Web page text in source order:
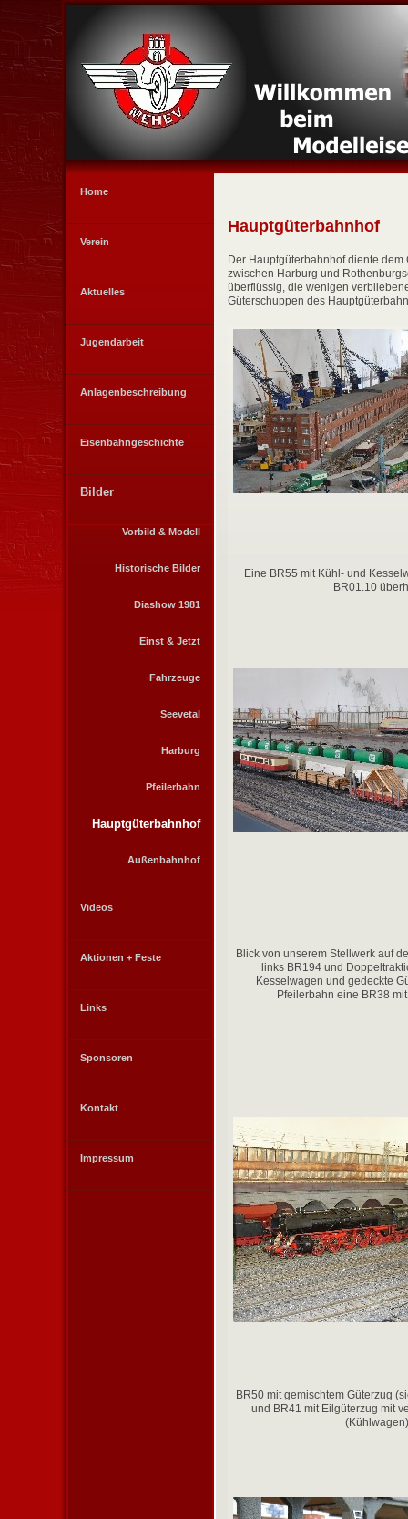
Home
Verein
Aktuelles
Jugendarbeit
Anlagenbeschreibung
Eisenbahngeschichte
Bilder
Vorbild & Modell
Historische Bilder
Diashow 1981
Einst & Jetzt
Fahrzeuge
Seevetal
Harburg
Pfeilerbahn
Hauptgüterbahnhof
Außenbahnhof
Videos
Aktionen + Feste
Links
Sponsoren
Kontakt
Impressum
Hauptgüterbahnhof
Der Hauptgüterbahnhof diente
zwischen Harburg und
überflüssig, die wenigen
Güterschuppen des
Eine BR55 mit Kühl- und
BR01.10
Blick von unserem Stellwerk auf
links BR194 und
Kesselwagen und gedeckte
Pfeilerbahn eine BR38
BR50 mit gemischtem Güterzug
und BR41 mit Eilgüterzug mit
(Kühlwagen)